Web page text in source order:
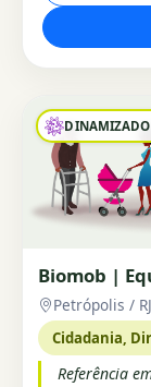
Biomob |
Petrópolis / RJ
Cidadania,
Referência